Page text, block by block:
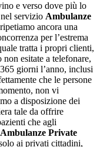
e verso dove più lo
servizio Ambulanze
ancora una
per l’estrema
tratta i propri clienti,
esitate a telefonare,
giorni l’anno, inclusi
che le persone
non vi
a disposizione dei
tale da offrire
che agli
Ambulanze Private
ai privati cittadini,